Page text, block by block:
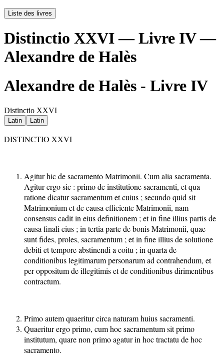
Liste des livres
Distinctio XXVI — Livre IV —
Alexandre de Halès
Alexandre de Halès - Livre IV
Distinctio XXVI
Latin Latin
DISTINCTIO XXVI
Agitur hic de sacramento Matrimonii. Cum alia sacramenta.
Agitur ergo sic : primo de institutione sacramenti, et qua
ratione dicatur sacramentum et cuius ; secundo quid sit
Matrimonium et de causa efficiente Matrimonii, nam
consensus cadit in eius definitionem ; et in fine illius partis de
causa finali eius ; in tertia parte de bonis Matrimonii, quae
sunt fides, proles, sacramentum ; et in fine illius de solutione
debiti et tempore abstinendi a coitu ; in quarta de
conditionibus legitimarum personarum ad contrahendum, et
per oppositum de illegitimis et de conditionibus dirimentibus
contractum.
Primo autem quaeritur circa naturam huius sacramenti.
Quaeritur ergo primo, cum hoc sacramentum sit primo
institutum, quare non primo agatur in hoc tractatu de hoc
sacramento.